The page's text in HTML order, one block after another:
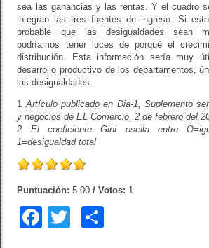
sea las ganancias y las rentas. Y el cuadro
integran las tres fuentes de ingreso. Si
probable que las desigualdades sean
podríamos tener luces de porqué el
distribución. Esta información sería muy
desarrollo productivo de los departamentos,
las desigualdades.
1 Artículo publicado en Dia-1, Suplemento
y negocios de EL Comercio, 2 de febrero del
2 El coeficiente Gini oscila entre
1=desigualdad total
Puntuación:5.00 / Votos: 1
F
T